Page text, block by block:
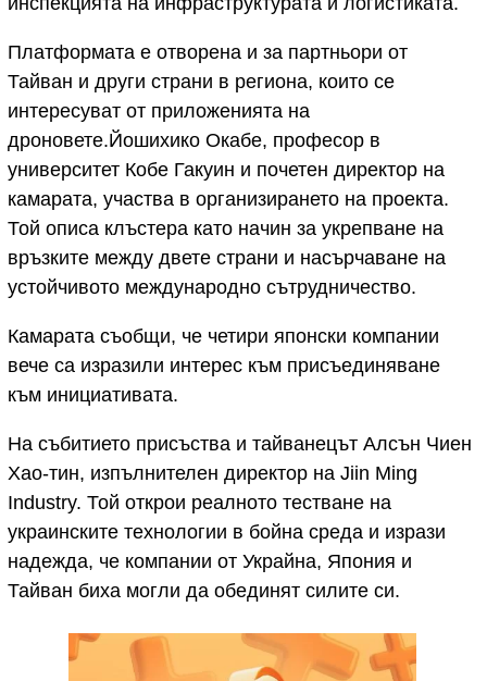
Платформата е отворена и за партньори от
Тайван и други страни в региона, които се
интересуват от приложенията на
дроновете.Йошихико Окабе, професор в
университет Кобе Гакуин и почетен директор на
камарата, участва в организирането на проекта.
Той описа клъстера като начин за укрепване на
връзките между двете страни и насърчаване на
устойчивото международно сътрудничество.
Камарата съобщи, че четири японски компании
вече са изразили интерес към присъединяване
към инициативата.
На събитието присъства и тайванецът Алсън Чиен
Хао-тин, изпълнителен директор на Jiin Ming
Industry. Той открои реалното тестване на
украинските технологии в бойна среда и изрази
надежда, че компании от Украйна, Япония и
Тайван биха могли да обединят силите си.